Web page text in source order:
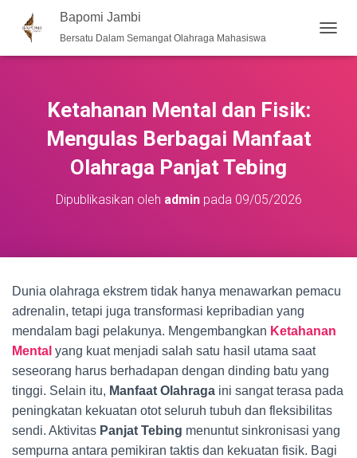
Bapomi Jambi
Bersatu Dalam Semangat Olahraga Mahasiswa
O
Ketahanan Mental dan Fisik:
Mengulas Berbagai Manfaat
Olahraga Panjat Tebing
Dipublikasikan oleh adminpada 09/05/2026
Dunia olahraga ekstrem tidak hanya menawarkan pemacu
adrenalin, tetapi juga transformasi kepribadian yang
mendalam bagi pelakunya. Mengembangkan Ketahanan
Mental yang kuat menjadi salah satu hasil utama saat
seseorang harus berhadapan dengan dinding batu yang
tinggi. Selain itu, Manfaat Olahraga ini sangat terasa pada
peningkatan kekuatan otot seluruh tubuh dan fleksibilitas
sendi. Aktivitas Panjat Tebing menuntut sinkronisasi yang
sempurna antara pemikiran taktis dan kekuatan fisik. Bagi